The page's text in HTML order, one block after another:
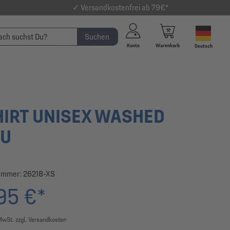
✓ Versandkostenfrei ab 79€*
Suchen
Konto Warenkorb Deutsch
UNISEX WASHED
26218-XS
€*
zzgl. Versandkosten